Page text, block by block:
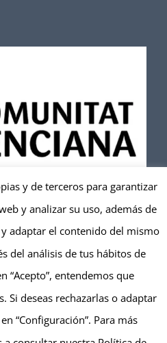
Parapente Valencia | Todos los
y de terceros para garantizar
y analizar su uso, además de
adaptar el contenido del mismo
del análisis de tus hábitos de
“Acepto”, entendemos que
Si deseas rechazarlas o adaptar
“Configuración”. Para más